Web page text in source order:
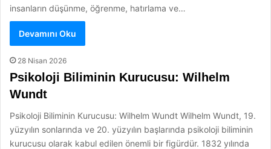
insanların düşünme, öğrenme, hatırlama ve…
Devamını Oku
28 Nisan 2026
Psikoloji Biliminin Kurucusu: Wilhelm
Wundt
Psikoloji Biliminin Kurucusu: Wilhelm Wundt Wilhelm Wundt, 19.
yüzyılın sonlarında ve 20. yüzyılın başlarında psikoloji biliminin
kurucusu olarak kabul edilen önemli bir figürdür. 1832 yılında